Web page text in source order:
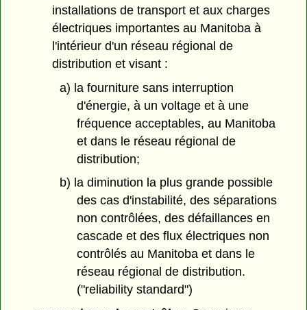
installations de transport et aux charges
électriques importantes au Manitoba à
l'intérieur d'un réseau régional de
distribution et visant :
a) la fourniture sans interruption
d'énergie, à un voltage et à une
fréquence acceptables, au Manitoba
et dans le réseau régional de
distribution;
b) la diminution la plus grande possible
des cas d'instabilité, des séparations
non contrôlées, des défaillances en
cascade et des flux électriques non
contrôlés au Manitoba et dans le
réseau régional de distribution.
("reliability standard")